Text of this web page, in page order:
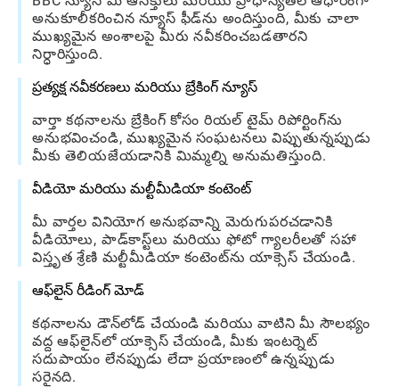
అనుకూలీకరించిన న్యూస్ ఫీడ్‌ను అందిస్తుంది, మీకు చాలా
ముఖ్యమైన అంశాలపై మీరు నవీకరించబడతారని
నిర్ధారిస్తుంది.
ప్రత్యక్ష నవీకరణలు మరియు బ్రేకింగ్ న్యూస్
వార్తా కథనాలను బ్రేకింగ్ కోసం రియల్ టైమ్ రిపోర్టింగ్‌ను
అనుభవించండి, ముఖ్యమైన సంఘటనలు విప్పుతున్నప్పుడు
మీకు తెలియజేయడానికి మిమ్మల్ని అనుమతిస్తుంది.
వీడియో మరియు మల్టీమీడియా కంటెంట్
మీ వార్తల వినియోగ అనుభవాన్ని మెరుగుపరచడానికి
వీడియోలు, పాడ్‌కాస్ట్‌లు మరియు ఫోటో గ్యాలరీలతో సహా
విస్తృత శ్రేణి మల్టీమీడియా కంటెంట్‌ను యాక్సెస్ చేయండి.
ఆఫ్‌లైన్ రీడింగ్ మోడ్
కథనాలను డౌన్‌లోడ్ చేయండి మరియు వాటిని మీ సౌలభ్యం
వద్ద ఆఫ్‌లైన్‌లో యాక్సెస్ చేయండి, మీకు ఇంటర్నెట్
సదుపాయం లేనప్పుడు లేదా ప్రయాణంలో ఉన్నప్పుడు
సరైనది.